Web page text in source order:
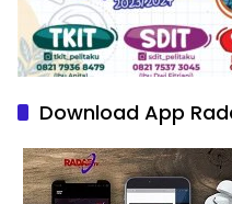
Download App